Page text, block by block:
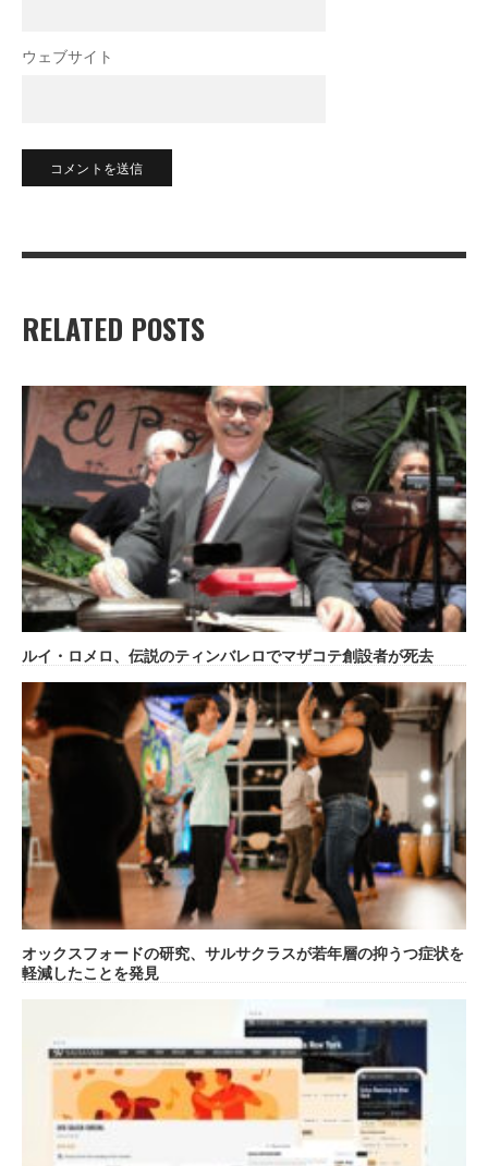
ウェブサイト
RELATED POSTS
ルイ・ロメロ、伝説のティンバレロでマザコテ創設者が死去
オックスフォードの研究、サルサクラスが若年層の抑うつ症状を
軽減したことを発見